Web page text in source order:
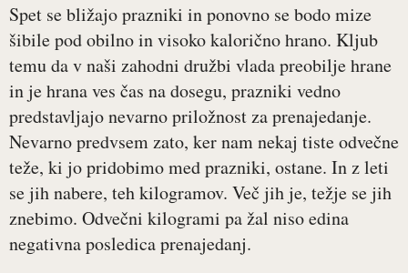
Spet se bližajo prazniki in ponovno se bodo mize
šibile pod obilno in visoko kalorično hrano. Kljub
temu da v naši zahodni družbi vlada preobilje hrane
in je hrana ves čas na dosegu, prazniki vedno
predstavljajo nevarno priložnost za prenajedanje.
Nevarno predvsem zato, ker nam nekaj tiste odvečne
teže, ki jo pridobimo med prazniki, ostane. In z leti
se jih nabere, teh kilogramov. Več jih je, težje se jih
znebimo. Odvečni kilogrami pa žal niso edina
negativna posledica prenajedanj.